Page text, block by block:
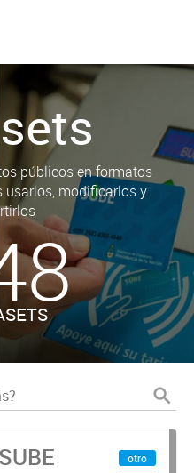
públicos en formatos
usarlos, modificarlos y
otro